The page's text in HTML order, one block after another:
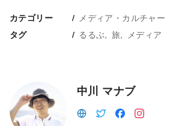
カテゴリー メディア・カルチャー
タグ るるぶ 旅 メディア
中川 マナブ